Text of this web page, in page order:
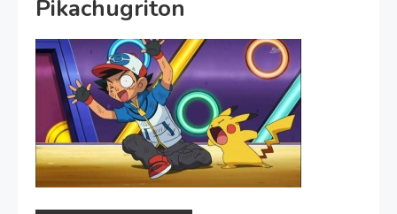
Pikachugriton